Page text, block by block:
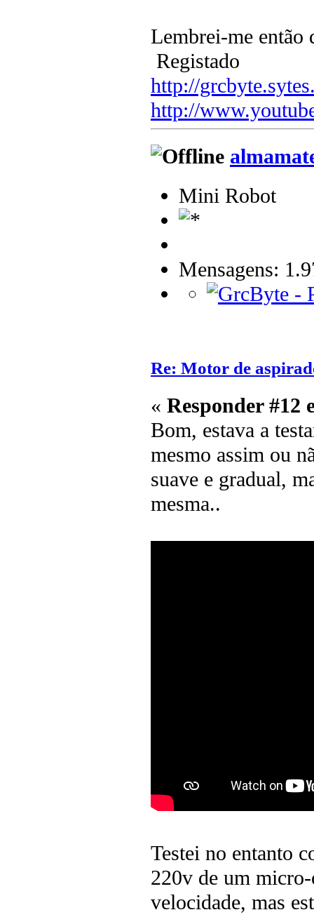
Lembrei-me então
Registado
http://
http://
Mini Robot
Mensagens:
Re: Motor de
« Responder #12
Bom, estava a
mesmo assim ou
suave e gradual,
mesma..
Testei no entanto
220v de um
velocidade, mas